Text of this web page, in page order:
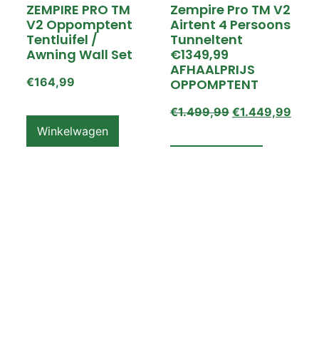
ZEMPIRE PRO TM
V2 Oppomptent
Tentluifel /
Awning Wall Set
€164,99
Winkelwagen
Zempire Pro TM V2
Airtent 4 Persoons
Tunneltent
€1349,99
AFHAALPRIJS
OPPOMPTENT
€1.499,99 €1.449,99